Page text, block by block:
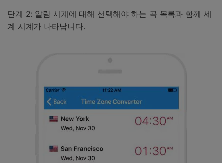
단계 2: 알람 시계에 대해 선택해야 하는 곡 목록과 함께 세
계 시계가 나타납니다.